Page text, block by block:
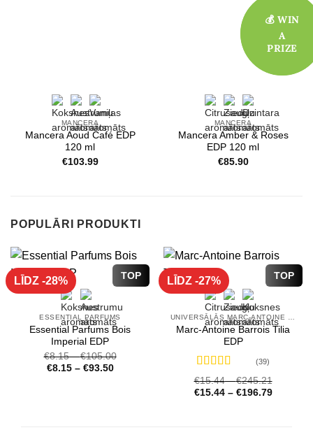
MANCERA
Mancera Aoud Café EDP
120 ml
€103.99
MANCERA
Mancera Amber & Roses
EDP 120 ml
€85.90
POPULĀRI PRODUKTI
TOP
LĪDZ -28%
ESSENTIAL PARFUMS
Essential Parfums Bois
Imperial EDP
€8.15–€105.00
€8.15– €93.50
TOP
LĪDZ -27%
Marc-Antoine Barrois Tilia
EDP
Novērtēts
ar4.72 no 5
(39)
€15.44–€245.21
€15.44– €196.79
💰 WIN
A
PRIZE
💰 WIN
A
PRIZE